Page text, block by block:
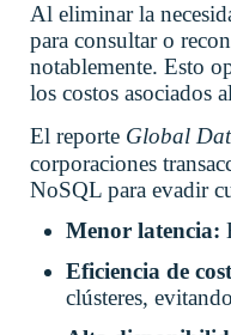
Al eliminar la
para consultar o
notablemente. Esto
los costos asociados
El reporte Global
corporaciones
NoSQL para evadir
Menor latencia:
Eficiencia de
clústeres,